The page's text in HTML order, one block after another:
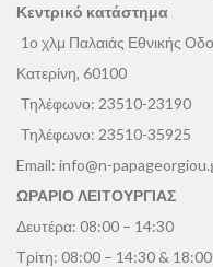
Κεντρικό κατάστημα
1ο χλμ Παλαιάς Εθνικής
Κατερίνη, 60100
Τηλέφωνο: 23510-23190
Τηλέφωνο: 23510-35925
Email: info@n-
ΩΡΑΡΙΟ ΛΕΙΤΟΥΡΓΙΑΣ
Δευτέρα: 08:00 – 14:30
Τρίτη: 08:00 – 14:30 &